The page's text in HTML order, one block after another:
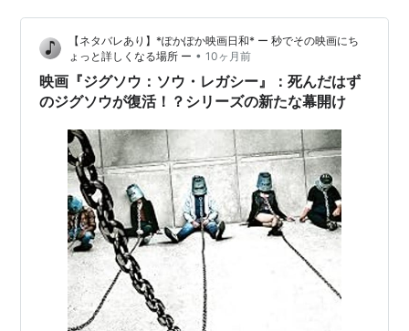
の過激なやり方に疑問を抱いた長女アナは、デイヴィッ
ドの過去を独自に調べ始めるが、すでに時遅し。…
【ネタバレあり】*ぽかぽか映画日和* ー 秒でその映画にち
ょっと詳しくなる場所 ー • 10ヶ月前
映画『ジグソウ：ソウ・レガシー』：死んだはず
のジグソウが復活！？シリーズの新たな幕開け